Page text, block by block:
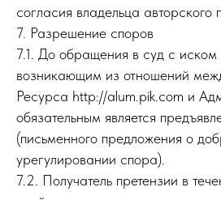
согласия владельца авторского
7. Разрешение споров
7.1. До обращения в суд с иском
возникающим из отношений
Ресурса http://alum.pik.com и
обязательным является
(письменного предложения о
урегулировании спора).
7.2. Получатель претензии в